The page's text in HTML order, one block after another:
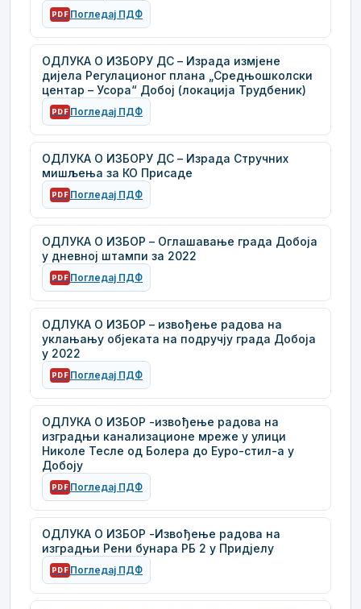
PDF Погледај ПДФ
ОДЛУКА О ИЗБОРУ ДС – Израда измјене
дијела Регулационог плана „Средњошколски
центар – Усора“ Добој (локација Трудбеник)
PDF Погледај ПДФ
ОДЛУКА О ИЗБОРУ ДС – Израда Стручних
мишљења за КО Присаде
PDF Погледај ПДФ
ОДЛУКА О ИЗБОР – Оглашавање града Добоја
у дневној штампи за 2022
PDF Погледај ПДФ
ОДЛУКА О ИЗБОР – извођење радова на
уклањању објеката на подручју града Добоја
у 2022
PDF Погледај ПДФ
ОДЛУКА О ИЗБОР -извођење радова на
изградњи канализационе мреже у улици
Николе Тесле од Болера до Еуро-стил-а у
Добоју
PDF Погледај ПДФ
ОДЛУКА О ИЗБОР -Извођење радова на
изградњи Рени бунара РБ 2 у Придјелу
PDF Погледај ПДФ